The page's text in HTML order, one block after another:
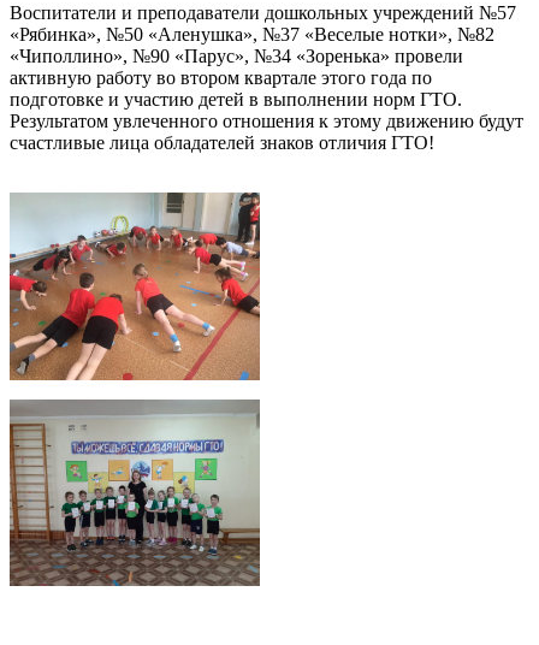
Воспитатели и преподаватели дошкольных учреждений №57
«Рябинка», №50 «Аленушка», №37 «Веселые нотки», №82
«Чиполлино», №90 «Парус», №34 «Зоренька» провели
активную работу во втором квартале этого года по
подготовке и участию детей в выполнении норм ГТО.
Результатом увлеченного отношения к этому движению будут
счастливые лица обладателей знаков отличия ГТО!